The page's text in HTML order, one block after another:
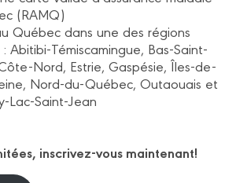
(RAMQ)
Québec dans une des régions
Abitibi-Témiscamingue, Bas-Saint-
Nord, Estrie, Gaspésie, Îles-de-
Nord-du-Québec, Outaouais et
Lac-Saint-Jean
inscrivez-vous maintenant!